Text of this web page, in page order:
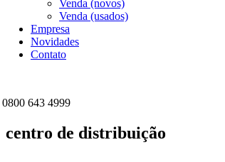
Venda (novos)
Venda (usados)
Empresa
Novidades
Contato
0800 643 4999
centro de distribuição